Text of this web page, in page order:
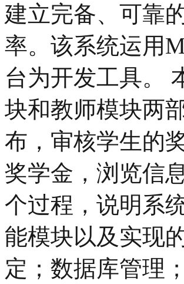
建立完备、可靠
率。该系统运用
台为开发工具。
块和教师模块两
布，审核学生的
奖学金，浏览信
个过程，说明系
能模块以及实现
定；数据库管理